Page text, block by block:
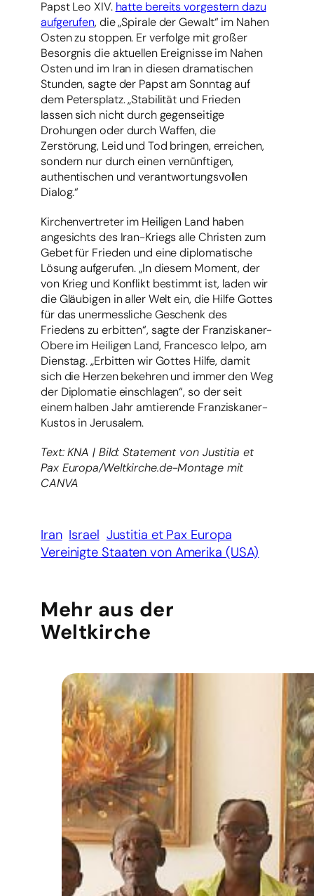
Papst Leo XIV. hatte bereits vorgestern dazu
aufgerufen, die „Spirale der Gewalt“ im Nahen
Osten zu stoppen. Er verfolge mit großer
Besorgnis die aktuellen Ereignisse im Nahen
Osten und im Iran in diesen dramatischen
Stunden, sagte der Papst am Sonntag auf
dem Petersplatz. „Stabilität und Frieden
lassen sich nicht durch gegenseitige
Drohungen oder durch Waffen, die
Zerstörung, Leid und Tod bringen, erreichen,
sondern nur durch einen vernünftigen,
authentischen und verantwortungsvollen
Dialog.“
Kirchenvertreter im Heiligen Land haben
angesichts des Iran-Kriegs alle Christen zum
Gebet für Frieden und eine diplomatische
Lösung aufgerufen. „In diesem Moment, der
von Krieg und Konflikt bestimmt ist, laden wir
die Gläubigen in aller Welt ein, die Hilfe Gottes
für das unermessliche Geschenk des
Friedens zu erbitten“, sagte der Franziskaner-
Obere im Heiligen Land, Francesco Ielpo, am
Dienstag. „Erbitten wir Gottes Hilfe, damit
sich die Herzen bekehren und immer den Weg
der Diplomatie einschlagen“, so der seit
einem halben Jahr amtierende Franziskaner-
Kustos in Jerusalem.
Text: KNA | Bild: Statement von Justitia et
Pax Europa/Weltkirche.de-Montage mit
CANVA
Iran Israel Justitia et Pax Europa
Vereinigte Staaten von Amerika (USA)
Mehr aus der
Weltkirche